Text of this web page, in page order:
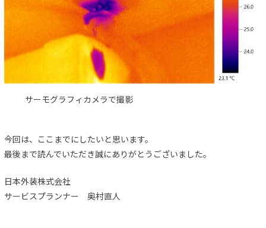
サーモグラフィカメラで撮影
今回は、ここまでにしたいと思います。
最後まで読んでいただき誠にありがとうございました。
日本外装株式会社
サービスプランナー 奥村直人